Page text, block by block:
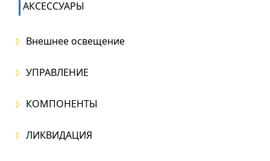
АКСЕССУАРЫ
Внешнее освещение
УПРАВЛЕНИЕ
КОМПОНЕНТЫ
ЛИКВИДАЦИЯ